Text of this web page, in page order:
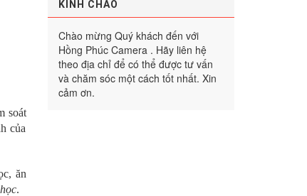
soát
của
ăn
.
KÍNH CHÀO
Chào mừng Quý khách đến với
Hồng Phúc Camera . Hãy liên hệ
theo địa chỉ để có thể được tư vấn
và chăm sóc một cách tốt nhất. Xin
cảm ơn.